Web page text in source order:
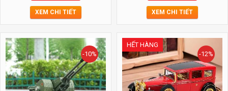
XEM CHI TIẾT XEM CHI TIẾT
-10%
HẾT HÀNG
-12%